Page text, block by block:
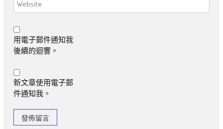
用電子郵件通知我
後續的迴響。
新文章使用電子郵
件通知我。